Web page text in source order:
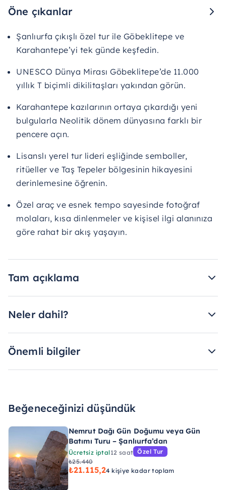
Öne çıkanlar
Şanlıurfa çıkışlı özel tur ile Göbeklitepe ve
Karahantepe’yi tek günde keşfedin.
UNESCO Dünya Mirası Göbeklitepe’de 11.000
yıllık T biçimli dikilitaşları yakından görün.
Karahantepe kazılarının ortaya çıkardığı yeni
bulgularla Neolitik dönem dünyasına farklı bir
pencere açın.
Lisanslı yerel tur lideri eşliğinde semboller,
ritüeller ve Taş Tepeler bölgesinin hikayesini
derinlemesine öğrenin.
Özel araç ve esnek tempo sayesinde fotoğraf
molaları, kısa dinlenmeler ve kişisel ilgi alanınıza
göre rahat bir akış yaşayın.
Tam açıklama
Neler dahil?
Önemli bilgiler
Beğeneceğinizi düşündük
Nemrut Dağı Gün Doğumu veya Gün
Batımı Turu – Şanlıurfa’dan
Ücretsiz iptal12 saat Özel Tur
₺25.440
₺21.115,24 kişiye kadar toplam